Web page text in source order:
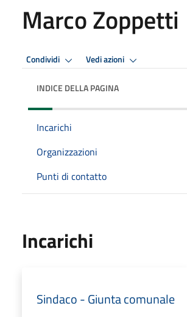
Marco Zoppetti
Condividi Vedi azioni
INDICE DELLA PAGINA
Incarichi
Organizzazioni
Punti di contatto
Incarichi
Sindaco - Giunta comunale